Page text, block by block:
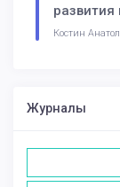
развития
Костин
Журналы